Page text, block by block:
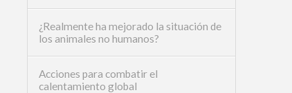
¿Realmente ha mejorado la situación de
los animales no humanos?
Acciones para combatir el
calentamiento global